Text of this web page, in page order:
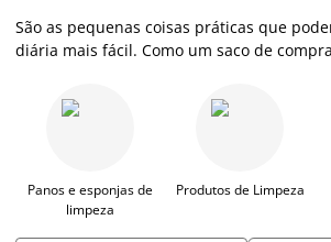
São as pequenas coisas práticas que
diária mais fácil. Como um saco de
nas pequenas. Pode poupar dinheiro,
comprar um saco novo de cada vez. Na
óculos de leitura em diferentes cores e
pode encontrar um guarda-chuva preto
chuvosos.
Panos e esponjas de
limpeza
Produtos de Limpeza